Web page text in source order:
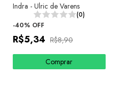
Indra - Ulric de Varens
(0)
-40% OFF
R$5,34 R$8,90
Comprar